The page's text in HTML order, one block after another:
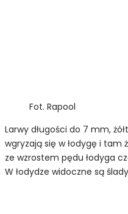
Fot. Rapool
Larwy długości do 7 mm,
wgryzają się w łodygę i tam
ze wzrostem pędu łodyga
W łodydze widoczne są